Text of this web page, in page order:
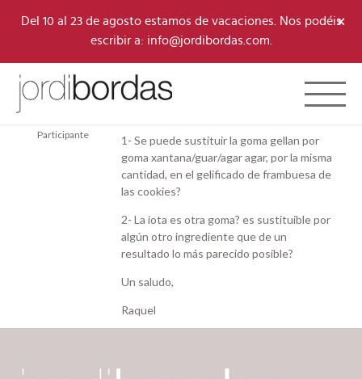
Del 10 al 23 de agosto estamos de vacaciones. Nos podéis
escribir a: info@jordibordas.com.
×
Toggle
03/02/2025 a las 10:51 pm
#10723
Raquel Llopico
Participante
1- Se puede sustituir la goma gellan por
goma xantana/guar/agar agar, por la misma
cantidad, en el gelificado de frambuesa de
las cookies?
2- La iota es otra goma? es sustituible por
algún otro ingrediente que de un
resultado lo más parecido posible?
Un saludo,
Raquel